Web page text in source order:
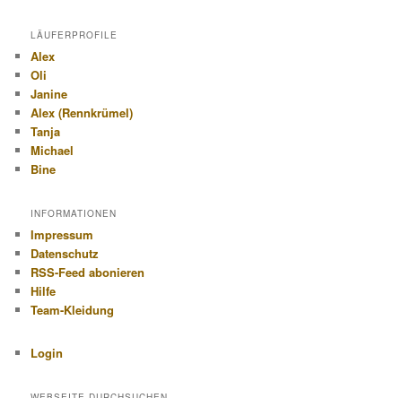
LÄUFERPROFILE
Alex
Oli
Janine
Alex (Rennkrümel)
Tanja
Michael
Bine
INFORMATIONEN
Impressum
Datenschutz
RSS-Feed abonieren
Hilfe
Team-Kleidung
Login